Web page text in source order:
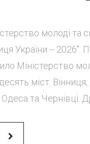
молоді та
України -- 2026".
Міністерство
міст:
та Чернівці.